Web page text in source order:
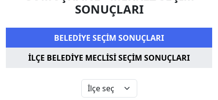
SONUÇLARI
BELEDİYE SEÇİM SONUÇLARI
İLÇE BELEDİYE MECLİSİ SEÇİM SONUÇLARI